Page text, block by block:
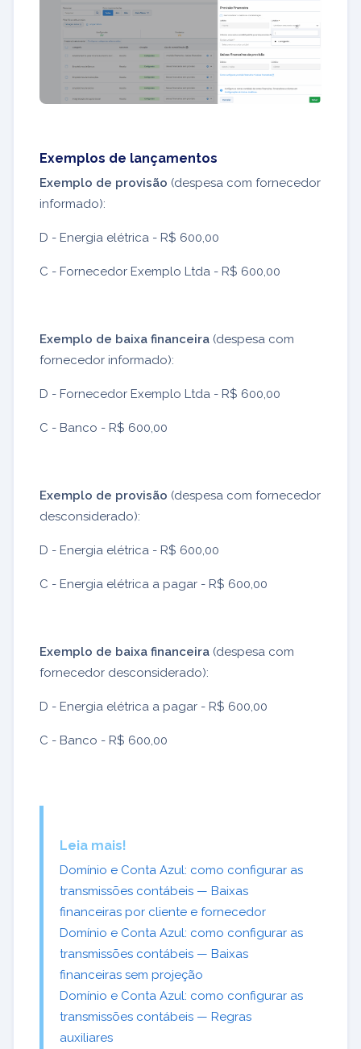
Exemplos de lançamentos
Exemplo de provisão (despesa com fornecedor
informado):
D - Energia elétrica - R$ 600,00
C - Fornecedor Exemplo Ltda - R$ 600,00
Exemplo de baixa financeira (despesa com
fornecedor informado):
D - Fornecedor Exemplo Ltda - R$ 600,00
C - Banco - R$ 600,00
Exemplo de provisão (despesa com fornecedor
desconsiderado):
D - Energia elétrica - R$ 600,00
C - Energia elétrica a pagar - R$ 600,00
Exemplo de baixa financeira (despesa com
fornecedor desconsiderado):
D - Energia elétrica a pagar - R$ 600,00
C - Banco - R$ 600,00
Leia mais!
Domínio e Conta Azul: como configurar as
transmissões contábeis — Baixas
financeiras por cliente e fornecedor
Domínio e Conta Azul: como configurar as
transmissões contábeis — Baixas
financeiras sem projeção
Domínio e Conta Azul: como configurar as
transmissões contábeis — Regras
auxiliares